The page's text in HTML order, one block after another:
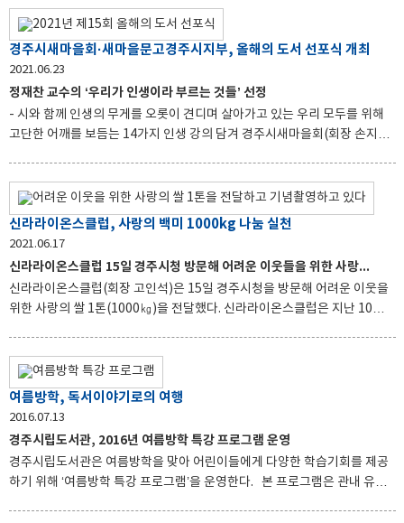
고 수준의 시설 및 관광서비스 제공을 통해 고객 신뢰성 제고를 최고의 사명
으로 하겠다는 고객서비스 헌장 선서와, 5명의 현장 근무자에 대한 우수직원
표창이 있었다. 정강수 이사장은 기념사에서 “이제 2돌을 맞은 우리 공단의
신을 기조로 편안하고 안전한 사업장을 구현하여 시민들의 기대에 보답해야
한다
경주시새마을회·새마을문고경주시지부, 올해의 도서 선포식 개최
2021.06.23
정재찬 교수의 ‘우리가 인생이라 부르는 것들’ 선정
- 시와 함께 인생의 무게를 오롯이 견디며 살아가고 있는 우리 모두를 위해
고단한 어깨를 보듬는 14가지 인생 강의 담겨 경주시새마을회(회장 손지익)
‘2021년 제15회 올해의 도서 선포식’을 열었다. 올해의 도서 선정위원은 문
인, 도서전문가, 문고회원 등 11명으로, 시민들로부터 추천받은 도서를 3차
에 걸친 회의를 통해 올해의 도서를 선정했다. 2021년 올해의 도서는 정재찬
오롯이 견디며 살아가고 있는 우리 모두를 위해 고단한 어깨를 보듬는 14가
지 인생 강의가 시와 함께 담겨 있다.
신라라이온스클럽, 사랑의 백미 1000kg 나눔 실천
2021.06.17
신라라이온스클럽 15일 경주시청 방문해 어려운 이웃들을 위한 사랑의 쌀
신라라이온스클럽(회장 고인석)은 15일 경주시청을 방문해 어려운 이웃을
위한 사랑의 쌀 1톤(1000㎏)을 전달했다. 신라라이온스클럽은 지난 10일
가운데 나눔활동을 지속할 수 있어 기쁘며, 앞으로도 지역사회에 보탬이 되
는 다양한 방안을 모색하고 실천해 나갈 것”이라고 말했다. 서정보 경주시 복
지정책과장은 “어려운 시기에도 꾸준한 나눔을 실천해 주셔서 감사드리며,
쌀은 경북사회복지공동모금회를 통해 경주시로 지정기탁되어 어려운 가구
와 사회복지시설 등에 전달될 예정이다.
여름방학, 독서이야기로의 여행
2016.07.13
경주시립도서관, 2016년 여름방학 특강 프로그램 운영
경주시립도서관은 여름방학을 맞아 어린이들에게 다양한 학습기회를 제공
하기 위해 ‘여름방학 특강 프로그램’을 운영한다. 본 프로그램은 관내 유아